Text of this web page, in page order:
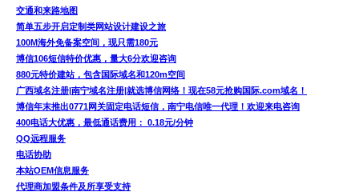
交通和来路地图
简单五步开启定制类网站设计建设之旅
100M海外免备案空间，现只需180元
博信106短信特价优惠，量大6分欢迎咨询
880元特价建站，包含国际域名和120m空间
广西域名注册|南宁域名注册|就选博信网络！现在58元抢购国际.com域名！
博信年末推出0771网关固定电话短信，南宁电信唯一代理！欢迎来电咨询
400电话大优惠，最低通话费用： 0.18元/分钟
QQ远程服务
电话协助
本站OEM信息服务
代理商加盟条件及所享受支持